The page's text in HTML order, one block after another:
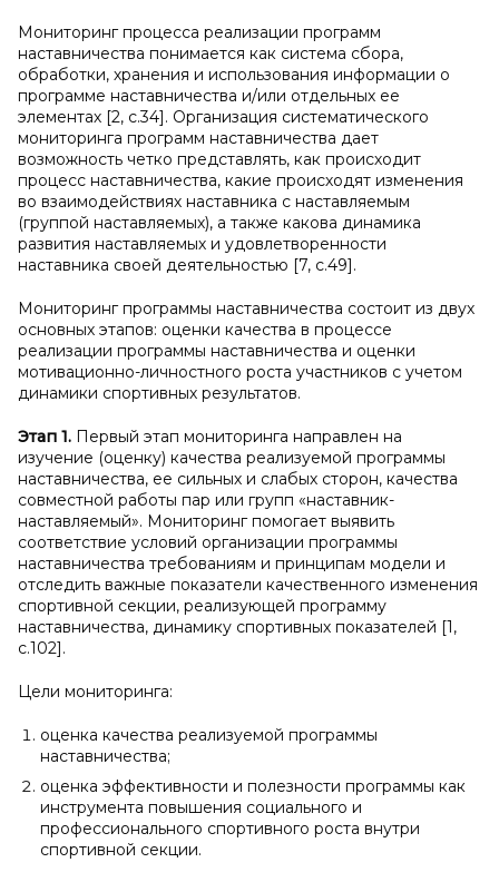
Мониторинг процесса реализации программ
наставничества понимается как система сбора,
обработки, хранения и использования информации о
программе наставничества и/или отдельных ее
элементах [2, c.34]. Организация систематического
мониторинга программ наставничества дает
возможность четко представлять, как происходит
процесс наставничества, какие происходят изменения
во взаимодействиях наставника с наставляемым
(группой наставляемых), а также какова динамика
развития наставляемых и удовлетворенности
наставника своей деятельностью [7, c.49].
Мониторинг программы наставничества состоит из двух
основных этапов: оценки качества в процессе
реализации программы наставничества и оценки
мотивационно-личностного роста участников с учетом
динамики спортивных результатов.
Этап 1. Первый этап мониторинга направлен на
изучение (оценку) качества реализуемой программы
наставничества, ее сильных и слабых сторон, качества
совместной работы пар или групп «наставник-
наставляемый». Мониторинг помогает выявить
соответствие условий организации программы
наставничества требованиям и принципам модели и
отследить важные показатели качественного изменения
спортивной секции, реализующей программу
наставничества, динамику спортивных показателей [1,
c.102].
Цели мониторинга:
оценка качества реализуемой программы
наставничества;
оценка эффективности и полезности программы как
инструмента повышения социального и
профессионального спортивного роста внутри
спортивной секции.